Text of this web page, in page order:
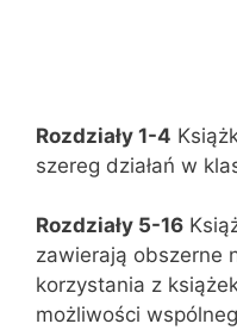
Rozdziały 1-4
szereg działań w
Rozdziały 5-16
zawierają obszerne
korzystania z
możliwości